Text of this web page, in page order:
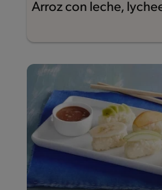
Arroz con leche,